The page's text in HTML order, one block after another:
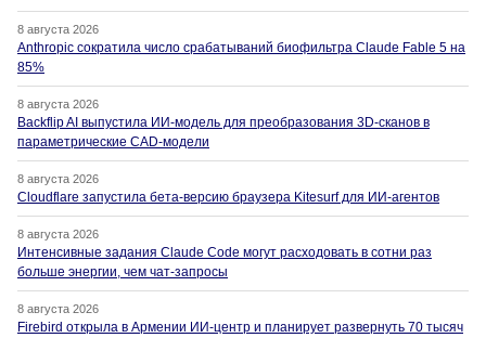
8 августа 2026
Anthropic сократила число срабатываний биофильтра Claude Fable 5 на
85%
8 августа 2026
Backflip AI выпустила ИИ-модель для преобразования 3D-сканов в
параметрические CAD-модели
8 августа 2026
Cloudflare запустила бета-версию браузера Kitesurf для ИИ-агентов
8 августа 2026
Интенсивные задания Claude Code могут расходовать в сотни раз
больше энергии, чем чат-запросы
8 августа 2026
Firebird открыла в Армении ИИ-центр и планирует развернуть 70 тысяч